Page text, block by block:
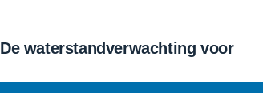
De waterstandverwachting voor